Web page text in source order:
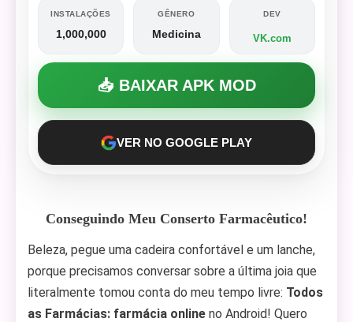
INSTALAÇÕES
1,000,000
GÊNERO
Medicina
DEV
VK.com
📥 BAIXAR APK MOD
VER NO GOOGLE PLAY
Conseguindo Meu Conserto Farmacêutico!
Beleza, pegue uma cadeira confortável e um lanche,
porque precisamos conversar sobre a última joia que
literalmente tomou conta do meu tempo livre: Todos
as Farmácias: farmácia online no Android! Quero